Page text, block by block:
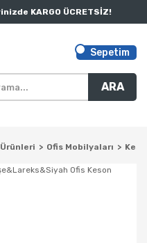
KARGO ÜCRETSİZ!
ARA
Sepetim
Ofis Mobilyaları